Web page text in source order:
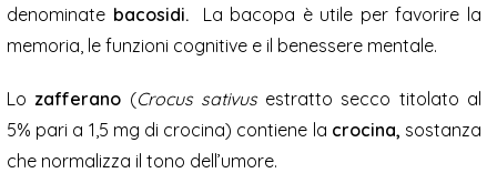
denominate bacosidi.
La bacopa è utile per favorire la
memoria, le funzioni cognitive e il benessere mentale.
Lo zafferano (Crocus sativus estratto secco titolato al
5% pari a 1,5 mg di crocina) contiene la crocina, sostanza
che normalizza il tono dell’umore.